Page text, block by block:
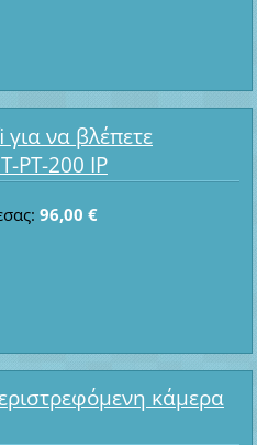
να βλέπετε
PT-200 IP
96,00 €
κάμερα